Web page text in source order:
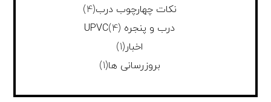
نکات چهارچوب درب(4)
درب و پنجره UPVC (4)
اخبار(1)
بروزرسانی ها(1)